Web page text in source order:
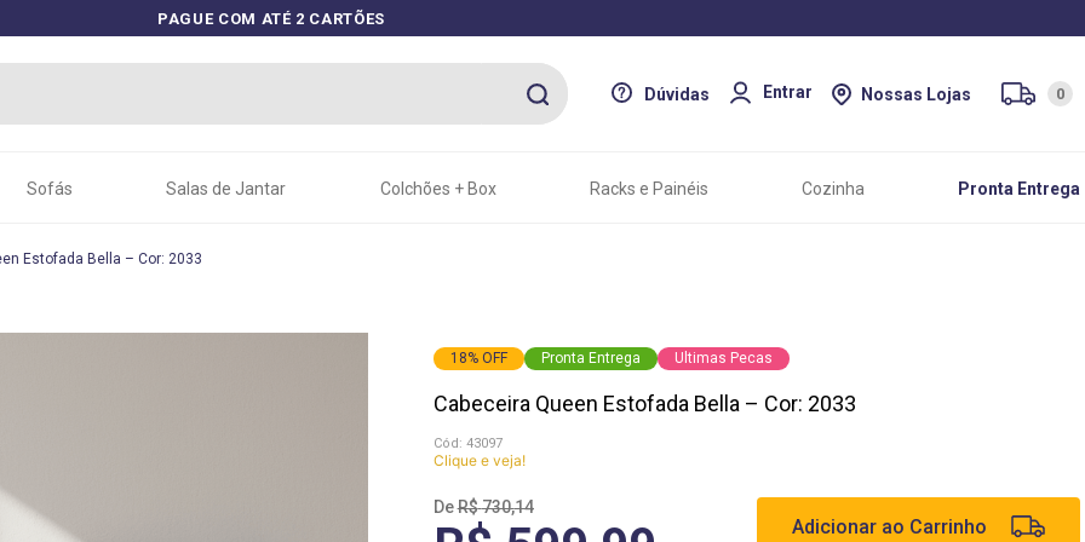
PAGUE COM ATÉ 2 CARTÕES
Dúvidas Entrar Nossas Lojas 0
Sofás Salas de Jantar Colchões + Box Racks e Painéis Cozinha Pronta Entrega
Estofada Bella – Cor: 2033
18%OFF Pronta Entrega Ultimas Pecas
Cabeceira Queen Estofada Bella – Cor: 2033
: 43097
Clique e veja!
R$730,14
Adicionar ao Carrinho